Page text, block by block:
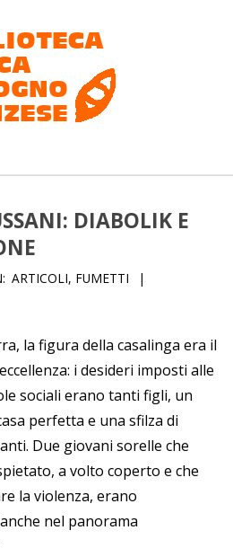
DIABOLIK E
ARTICOLI, FUMETTI
la figura della casalinga era il
i desideri imposti alle
sociali erano tanti figli, un
perfetta e una sfilza di
Due giovani sorelle che
a volto coperto e che
la violenza, erano
nel panorama